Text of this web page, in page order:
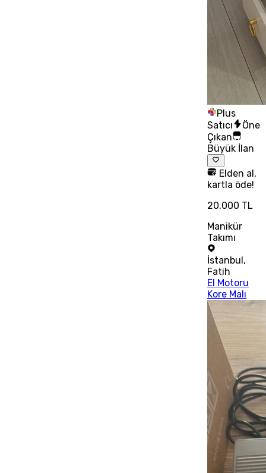
Plus
Satıcı
Öne
Çıkan
Büyük İlan
Elden al,
kartla öde!
20.000 TL
Manikür
Takımı
İstanbul ,
Fatih
El Motoru
Kore Malı